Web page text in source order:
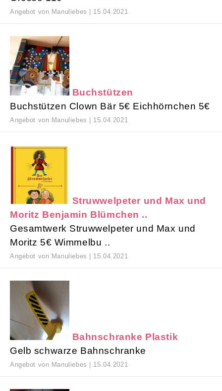
Angebot von Manuliebes | 15.04.2021
Buchstützen
Buchstützen Clown Bär 5€ Eichhörnchen 5€
Angebot von Manuliebes | 15.04.2021
Struwwelpeter und Max und
Moritz Benjamin Blümchen ..
Gesamtwerk Struwwelpeter und Max und
Moritz 5€ Wimmelbu ..
Angebot von Manuliebes | 15.04.2021
Bahnschranke Plastik
Gelb schwarze Bahnschranke
Angebot von Manuliebes | 15.04.2021